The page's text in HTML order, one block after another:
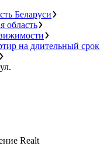
Беларуси
область
на длительный срок
Realt